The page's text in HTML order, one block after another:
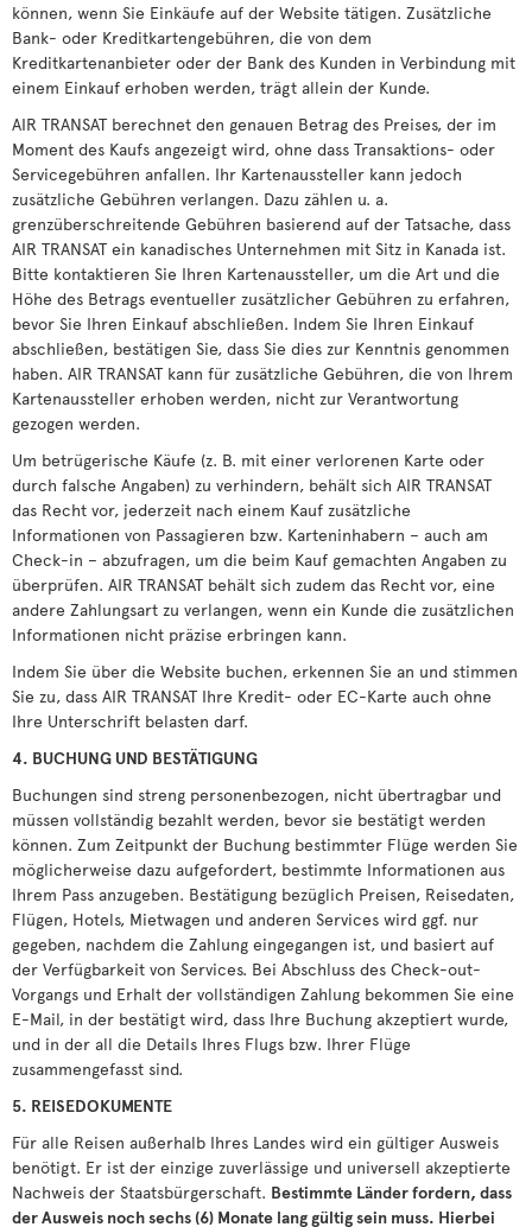
können, wenn Sie Einkäufe auf der Website tätigen. Zusätzliche
Bank- oder Kreditkartengebühren, die von dem
Kreditkartenanbieter oder der Bank des Kunden in Verbindung mit
einem Einkauf erhoben werden, trägt allein der Kunde.
AIR TRANSAT berechnet den genauen Betrag des Preises, der im
Moment des Kaufs angezeigt wird, ohne dass Transaktions- oder
Servicegebühren anfallen. Ihr Kartenaussteller kann jedoch
zusätzliche Gebühren verlangen. Dazu zählen u. a.
grenzüberschreitende Gebühren basierend auf der Tatsache, dass
AIR TRANSAT ein kanadisches Unternehmen mit Sitz in Kanada ist.
Bitte kontaktieren Sie Ihren Kartenaussteller, um die Art und die
Höhe des Betrags eventueller zusätzlicher Gebühren zu erfahren,
bevor Sie Ihren Einkauf abschließen. Indem Sie Ihren Einkauf
abschließen, bestätigen Sie, dass Sie dies zur Kenntnis genommen
haben. AIR TRANSAT kann für zusätzliche Gebühren, die von Ihrem
Kartenaussteller erhoben werden, nicht zur Verantwortung
gezogen werden.
Um betrügerische Käufe (z. B. mit einer verlorenen Karte oder
durch falsche Angaben) zu verhindern, behält sich AIR TRANSAT
das Recht vor, jederzeit nach einem Kauf zusätzliche
Informationen von Passagieren bzw. Karteninhabern – auch am
Check-in – abzufragen, um die beim Kauf gemachten Angaben zu
überprüfen. AIR TRANSAT behält sich zudem das Recht vor, eine
andere Zahlungsart zu verlangen, wenn ein Kunde die zusätzlichen
Informationen nicht präzise erbringen kann.
Indem Sie über die Website buchen, erkennen Sie an und stimmen
Sie zu, dass AIR TRANSAT Ihre Kredit- oder EC-Karte auch ohne
Ihre Unterschrift belasten darf.
4. BUCHUNG UND BESTÄTIGUNG
Buchungen sind streng personenbezogen, nicht übertragbar und
müssen vollständig bezahlt werden, bevor sie bestätigt werden
können. Zum Zeitpunkt der Buchung bestimmter Flüge werden Sie
möglicherweise dazu aufgefordert, bestimmte Informationen aus
Ihrem Pass anzugeben. Bestätigung bezüglich Preisen, Reisedaten,
Flügen, Hotels, Mietwagen und anderen Services wird ggf. nur
gegeben, nachdem die Zahlung eingegangen ist, und basiert auf
der Verfügbarkeit von Services. Bei Abschluss des Check-out-
Vorgangs und Erhalt der vollständigen Zahlung bekommen Sie eine
E-Mail, in der bestätigt wird, dass Ihre Buchung akzeptiert wurde,
und in der all die Details Ihres Flugs bzw. Ihrer Flüge
zusammengefasst sind.
5. REISEDOKUMENTE
Für alle Reisen außerhalb Ihres Landes wird ein gültiger Ausweis
benötigt. Er ist der einzige zuverlässige und universell akzeptierte
Nachweis der Staatsbürgerschaft. Bestimmte Länder fordern, dass
der Ausweis noch sechs (6) Monate lang gültig sein muss. Hierbei